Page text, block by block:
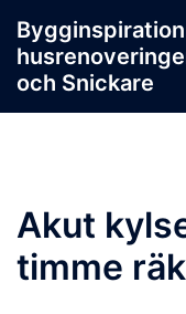
content
och Snickare
Akut
timme